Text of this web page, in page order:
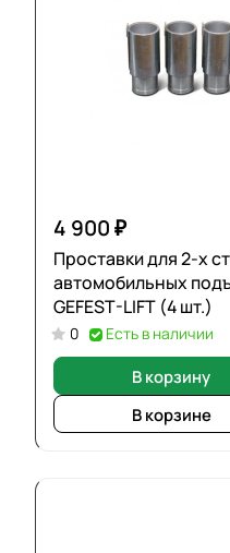
4 900 ₽
Проставки для 2-х
автомобильных
GEFEST-LIFT (4 шт.)
0 Есть в наличии
В корзину
В корзине